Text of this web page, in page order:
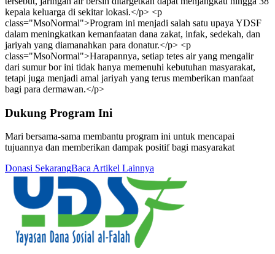
kepala keluarga di sekitar lokasi.</p> <p
class="MsoNormal">Program ini menjadi salah satu upaya YDSF
dalam meningkatkan kemanfaatan dana zakat, infak, sedekah, dan
jariyah yang diamanahkan para donatur.</p> <p
class="MsoNormal">Harapannya, setiap tetes air yang mengalir
dari sumur bor ini tidak hanya memenuhi kebutuhan masyarakat,
tetapi juga menjadi amal jariyah yang terus memberikan manfaat
bagi para dermawan.</p>
Dukung Program Ini
Mari bersama-sama membantu program ini untuk mencapai
tujuannya dan memberikan dampak positif bagi masyarakat
Donasi SekarangBaca Artikel Lainnya